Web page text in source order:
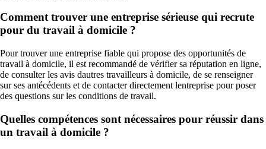
Comment trouver une entreprise sérieuse qui recrute
pour du travail à domicile ?
Pour trouver une entreprise fiable qui propose des opportunités de
travail à domicile, il est recommandé de vérifier sa réputation en ligne,
de consulter les avis dautres travailleurs à domicile, de se renseigner
sur ses antécédents et de contacter directement lentreprise pour poser
des questions sur les conditions de travail.
Quelles compétences sont nécessaires pour réussir dans
un travail à domicile ?